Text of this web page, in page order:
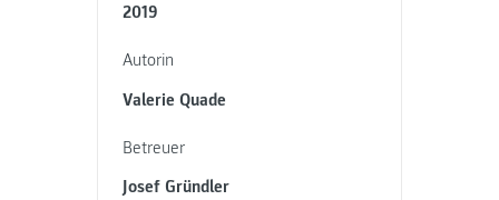
2019
Autorin
Valerie Quade
Betreuer
Josef Gründler